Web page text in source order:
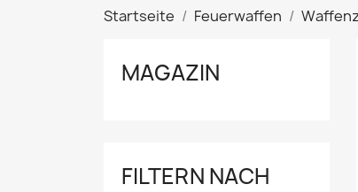
Startseite Feuerwaffen
MAGAZIN
FILTERN NACH